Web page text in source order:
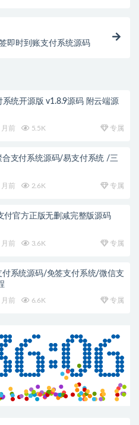
即时到账支付系统源码
统开源版 v1.8.9源码 附云端源
月前 5.5K 专属
合支付系统源码/易支付系统 /三
月前 2.6K 专属
付官方正版无删减完整版源码
月前 3.6K 专属
付系统源码/免签支付系统/微信支
月前 6.6K 专属